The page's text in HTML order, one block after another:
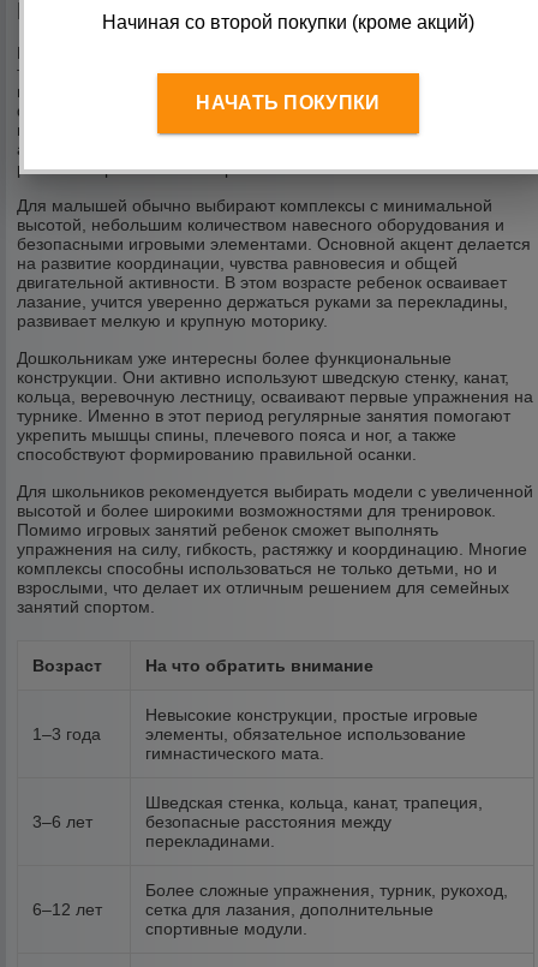
Romana по возрасту ребенка
При выборе детского спортивного комплекса важно учитывать не
только размеры помещения или участка, но и возраст будущего
пользователя. По мере взросления ребенка меняются его
физические возможности, координация движений, рост и
интерес к различным видам активности. Именно поэтому
ассортимент Romana включает модели, рассчитанные на
разные возрастные категории.
Для малышей обычно выбирают комплексы с минимальной
высотой, небольшим количеством навесного оборудования и
безопасными игровыми элементами. Основной акцент делается
на развитие координации, чувства равновесия и общей
двигательной активности. В этом возрасте ребенок осваивает
лазание, учится уверенно держаться руками за перекладины,
развивает мелкую и крупную моторику.
Дошкольникам уже интересны более функциональные
конструкции. Они активно используют шведскую стенку, канат,
кольца, веревочную лестницу, осваивают первые упражнения на
турнике. Именно в этот период регулярные занятия помогают
укрепить мышцы спины, плечевого пояса и ног, а также
способствуют формированию правильной осанки.
Для школьников рекомендуется выбирать модели с увеличенной
высотой и более широкими возможностями для тренировок.
Помимо игровых занятий ребенок сможет выполнять
упражнения на силу, гибкость, растяжку и координацию. Многие
комплексы способны использоваться не только детьми, но и
взрослыми, что делает их отличным решением для семейных
занятий спортом.
Возраст На что обратить внимание
1–3 года
Невысокие конструкции, простые игровые
элементы, обязательное использование
гимнастического мата.
3–6 лет
Шведская стенка, кольца, канат, трапеция,
безопасные расстояния между
перекладинами.
6–12 лет
Более сложные упражнения, турник, рукоход,
сетка для лазания, дополнительные
спортивные модули.
Начиная со второй покупки (кроме акций)
НАЧАТЬ ПОКУПКИ